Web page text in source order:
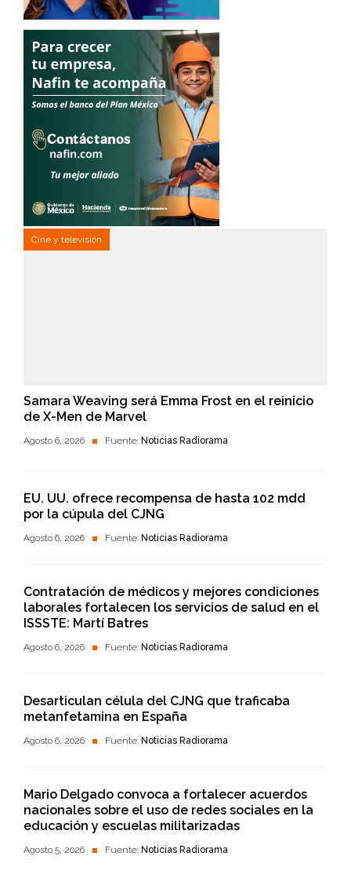
Cine y televisión
Samara Weaving será Emma Frost en el reinicio
de X-Men de Marvel
Agosto 6, 2026 Fuente: Noticias Radiorama
EU. UU. ofrece recompensa de hasta 102 mdd
por la cúpula del CJNG
Agosto 6, 2026 Fuente: Noticias Radiorama
Contratación de médicos y mejores condiciones
laborales fortalecen los servicios de salud en el
ISSSTE: Martí Batres
Agosto 6, 2026 Fuente: Noticias Radiorama
Desarticulan célula del CJNG que traficaba
metanfetamina en España
Agosto 6, 2026 Fuente: Noticias Radiorama
Mario Delgado convoca a fortalecer acuerdos
nacionales sobre el uso de redes sociales en la
educación y escuelas militarizadas
Agosto 5, 2026 Fuente: Noticias Radiorama